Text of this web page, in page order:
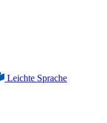
Leichte Sprache